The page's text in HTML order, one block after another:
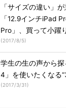
「サイズの違い」
「12.9インチiPad
Pro」、買って小躍
(2017/8/5)
学生の生の声から
4」を使いたくなる
(2017/3/31)